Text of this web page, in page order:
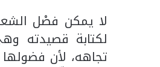
لا يمكن فصْل
لكتابة قصيدته
تجاهه، لأن